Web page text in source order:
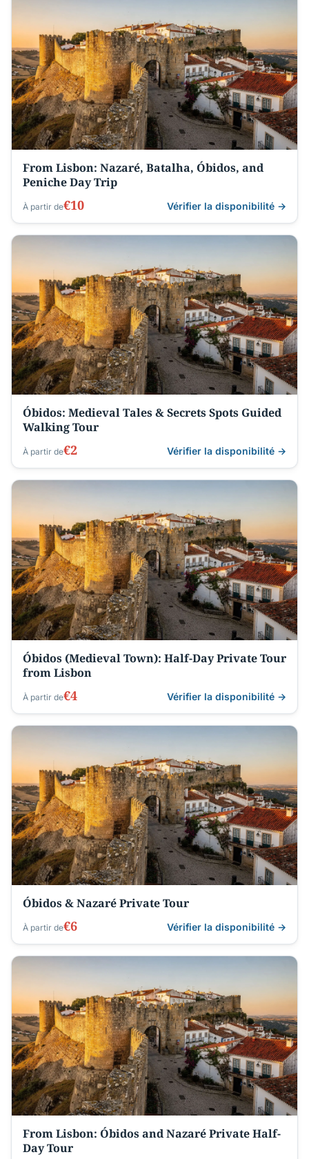
From Lisbon: Nazaré, Batalha, Óbidos, and
Peniche Day Trip
À partir de€10 Vérifier la disponibilité →
Óbidos: Medieval Tales & Secrets Spots Guided
Walking Tour
À partir de€2 Vérifier la disponibilité →
Óbidos (Medieval Town): Half-Day Private Tour
from Lisbon
À partir de€4 Vérifier la disponibilité →
Óbidos & Nazaré Private Tour
À partir de€6 Vérifier la disponibilité →
From Lisbon: Óbidos and Nazaré Private Half-
Day Tour